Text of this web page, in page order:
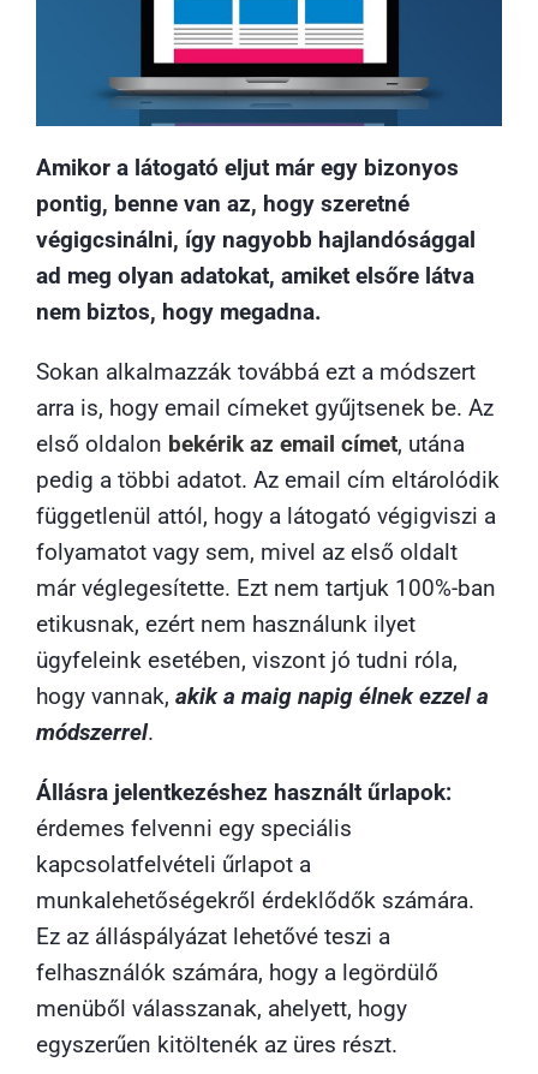
Amikor a látogató eljut már egy bizonyos
pontig, benne van az, hogy szeretné
végigcsinálni, így nagyobb hajlandósággal
ad meg olyan adatokat, amiket elsőre látva
nem biztos, hogy megadna.
Sokan alkalmazzák továbbá ezt a módszert
arra is, hogy email címeket gyűjtsenek be. Az
első oldalon bekérik az email címet, utána
pedig a többi adatot. Az email cím eltárolódik
függetlenül attól, hogy a látogató végigviszi a
folyamatot vagy sem, mivel az első oldalt
már véglegesítette. Ezt nem tartjuk 100%-ban
etikusnak, ezért nem használunk ilyet
ügyfeleink esetében, viszont jó tudni róla,
hogy vannak, akik a maig napig élnek ezzel a
módszerrel.
Állásra jelentkezéshez használt űrlapok:
érdemes felvenni egy speciális
kapcsolatfelvételi űrlapot a
munkalehetőségekről érdeklődők számára.
Ez az álláspályázat lehetővé teszi a
felhasználók számára, hogy a legördülő
menüből válasszanak, ahelyett, hogy
egyszerűen kitöltenék az üres részt.